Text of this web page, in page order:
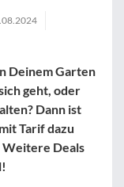
Deinem Garten
geht, oder
Dann ist
mit Tarif dazu
Weitere Deals